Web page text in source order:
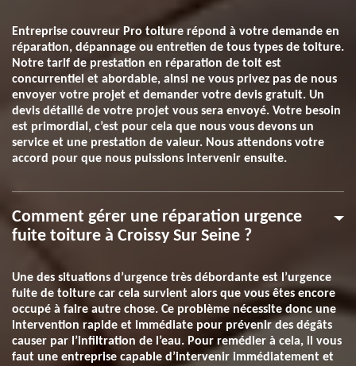
Entreprise couvreur Pro toiture répond à votre demande en
réparation, dépannage ou entretien de tous types de toiture.
Notre tarif de prestation en réparation de toit est
concurrentiel et abordable, ainsi ne vous privez pas de nous
envoyer votre projet et demander votre devis gratuit. Un
devis détaillé de votre projet vous sera envoyé. Votre besoin
est primordial, c’est pour cela que nous vous devons un
service et une prestation de valeur. Nous attendons votre
accord pour que nous puissions intervenir ensuite.
Comment gérer une réparation urgence
fuite toiture à Croissy Sur Seine ?
Une des situations d’urgence très débordante est l’urgence
fuite de toiture car cela survient alors que vous êtes encore
occupé à faire autre chose. Ce problème nécessite donc une
intervention rapide et immédiate pour prévenir des dégâts
causer par l’infiltration de l’eau. Pour remédier à cela, il vous
faut une entreprise capable d’intervenir immédiatement et